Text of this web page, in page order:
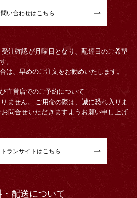
い合わせはこちら
注確認が月曜日となり、配達日のご希望
。
は、早めのご注文をお勧めいたします。
直営店でのご予約について
ません。 ご用命の際は、誠に恐れ入りま
問合せいただきますようお願い申し上げ
ランサイトはこちら
配送について